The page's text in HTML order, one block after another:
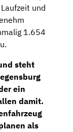
Laufzeit und
1.654
steht
ein
damit.
als